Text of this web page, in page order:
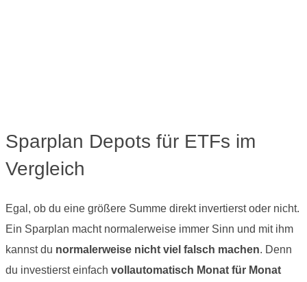
Sparplan Depots für ETFs im
Vergleich
Egal, ob du eine größere Summe direkt invertierst oder nicht.
Ein Sparplan macht normalerweise immer Sinn und mit ihm
kannst du normalerweise nicht viel falsch machen. Denn
du investierst einfach vollautomatisch Monat für Monat